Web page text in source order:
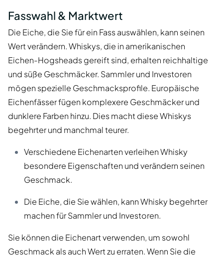
Fasswahl & Marktwert
Die Eiche, die Sie für ein Fass auswählen, kann seinen
Wert verändern. Whiskys, die in amerikanischen
Eichen-Hogsheads gereift sind, erhalten reichhaltige
und süße Geschmäcker. Sammler und Investoren
mögen spezielle Geschmacksprofile. Europäische
Eichenfässer fügen komplexere Geschmäcker und
dunklere Farben hinzu. Dies macht diese Whiskys
begehrter und manchmal teurer.
Verschiedene Eichenarten verleihen Whisky
besondere Eigenschaften und verändern seinen
Geschmack.
Die Eiche, die Sie wählen, kann Whisky begehrter
machen für Sammler und Investoren.
Sie können die Eichenart verwenden, um sowohl
Geschmack als auch Wert zu erraten. Wenn Sie die